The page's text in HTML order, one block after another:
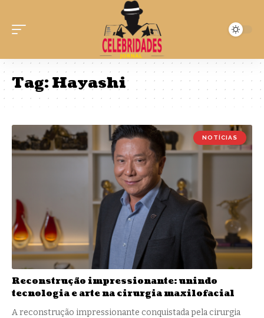
Tag:Hayashi
NOTÍCIAS
Reconstrução impressionante: unindo
tecnologia e arte na cirurgia maxilofacial
A reconstrução impressionante conquistada pela cirurgia